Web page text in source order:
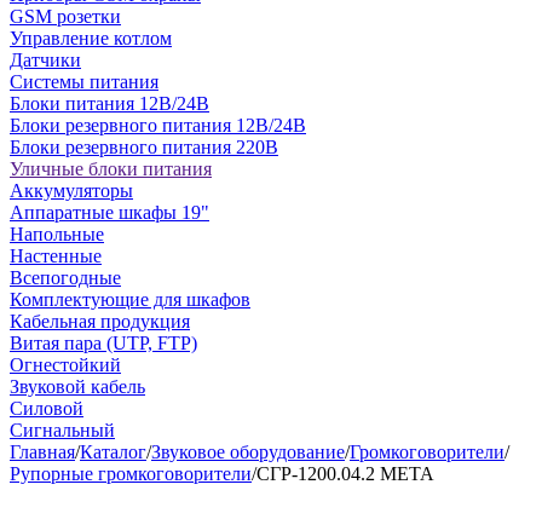
GSM розетки
Управление котлом
Датчики
Системы питания
Блоки питания 12В/24В
Блоки резервного питания 12В/24В
Блоки резервного питания 220В
Уличные блоки питания
Аккумуляторы
Аппаратные шкафы 19"
Напольные
Настенные
Всепогодные
Комплектующие для шкафов
Кабельная продукция
Витая пара (UTP, FTP)
Огнестойкий
Звуковой кабель
Силовой
Сигнальный
Главная/Каталог/Звуковое оборудование/Громкоговорители/
Рупорные громкоговорители/СГР-1200.04.2 МЕТА